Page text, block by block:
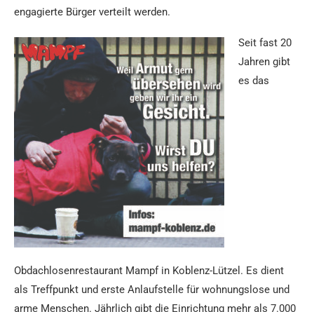
engagierte Bürger verteilt werden.
Seit fast 20
Jahren gibt
es das
Obdachlosenrestaurant Mampf in Koblenz-Lützel. Es dient
als Treffpunkt und erste Anlaufstelle für wohnungslose und
arme Menschen. Jährlich gibt die Einrichtung mehr als 7.000